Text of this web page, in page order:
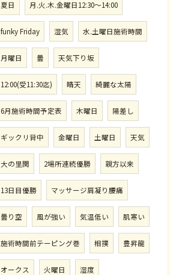
夏日 月.火.木.金曜日12:30〜14:00
funky Friday 湿気 水.土曜日施術時間
月曜日 曇 天気下り坂
12:00(受11:30迄) 晴天 綺麗な太陽
6月施術時間予定表 木曜日 陽差し
ギックリ背中 金曜日 土曜日 天気
大の里関 2場所連続優勝 親方以来
13日目優勝 マッサージ肩凝り腰痛
曇り空 風が強い 気温低い 肌寒い
施術時間前テーピング巻 相撲 豊昇龍
オークス 火曜日 湿度